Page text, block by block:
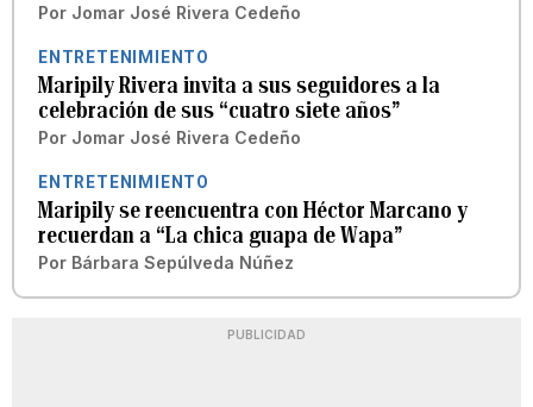
Por Jomar José Rivera Cedeño
ENTRETENIMIENTO
Maripily Rivera invita a sus seguidores a la
celebración de sus “cuatro siete años”
Por Jomar José Rivera Cedeño
ENTRETENIMIENTO
Maripily se reencuentra con Héctor Marcano y
recuerdan a “La chica guapa de Wapa”
Por Bárbara Sepúlveda Núñez
PUBLICIDAD